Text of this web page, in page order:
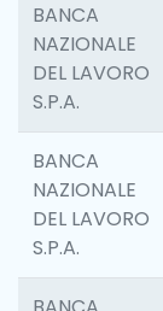
BANCA
NAZIONALE
DEL LAVORO
S.P.A.
BANCA
NAZIONALE
DEL LAVORO
S.P.A.